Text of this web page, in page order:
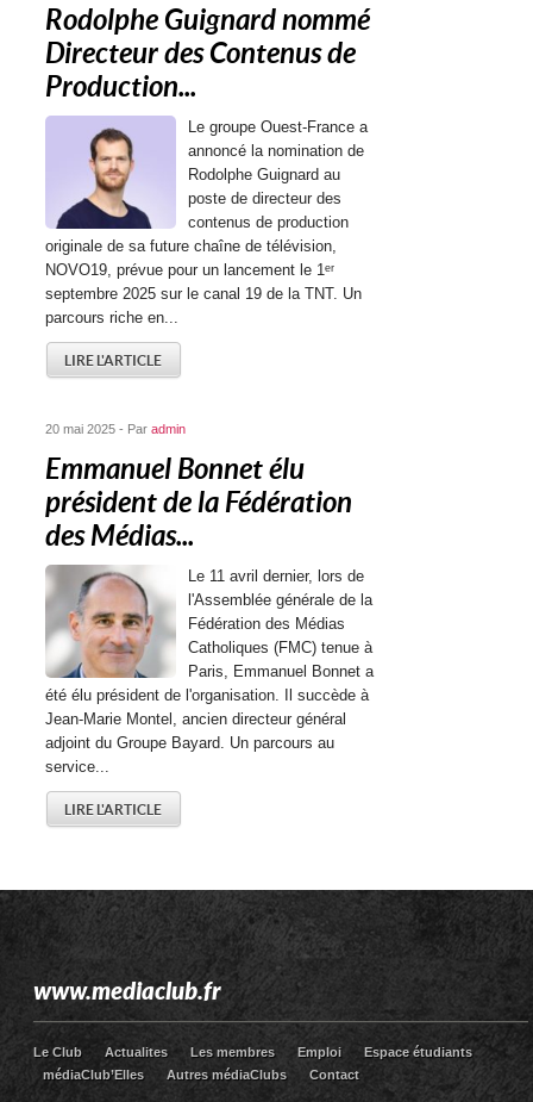
Rodolphe Guignard nommé
Directeur des Contenus de
Production...
Le groupe Ouest-France a
annoncé la nomination de
Rodolphe Guignard au
poste de directeur des
contenus de production
originale de sa future chaîne de télévision,
NOVO19, prévue pour un lancement le 1ᵉʳ
septembre 2025 sur le canal 19 de la TNT. Un
parcours riche en...
LIRE L'ARTICLE
20 mai 2025 - Paradmin
Emmanuel Bonnet élu
président de la Fédération
des Médias...
Le 11 avril dernier, lors de
l'Assemblée générale de la
Fédération des Médias
Catholiques (FMC) tenue à
Paris, Emmanuel Bonnet a
été élu président de l'organisation. Il succède à
Jean-Marie Montel, ancien directeur général
adjoint du Groupe Bayard. Un parcours au
service...
LIRE L'ARTICLE
www.mediaclub.fr
Le Club Actualites Les membres Emploi
Espace étudiants
médiaClub’Elles
Autres médiaClubs Contact